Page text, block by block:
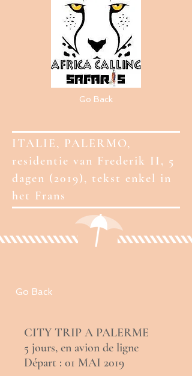
Go Back
ITALIE, PALERMO,
residentie van Frederik II, 5
dagen (2019), tekst enkel in
het Frans
Go Back
CITY TRIP A PALERME
5 jours, en avion de ligne
Départ : 01 MAI 2019